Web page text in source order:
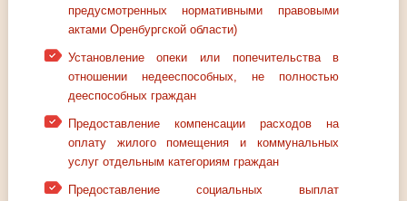
предусмотренных нормативными правовыми
актами Оренбургской области)
Установление опеки или попечительства в
отношении недееспособных, не полностью
дееспособных граждан
Предоставление компенсации расходов на
оплату жилого помещения и коммунальных
услуг отдельным категориям граждан
Предоставление социальных выплат